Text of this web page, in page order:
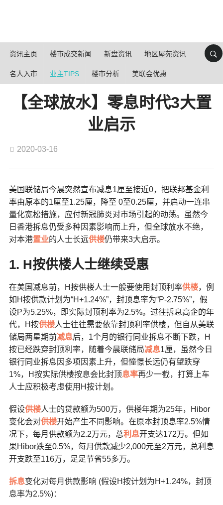
资讯主页 楼市成交新闻 新盘资讯 地区屋苑资讯
名人入市 业主TIPS 楼市分析 美联会优惠
【全球放水】零息时代3大置
业启示
2020-03-16
美国联储局今晨突然宣布减息1厘至接近0，把联邦基金利
率由原本的1厘至1.25厘，降至 0至0.25厘，并启动一连串
量化宽松措施，应付新冠肺炎对市场引起的动荡。虽然今
日香港拆息仍受多种因素影响而上升，但全球放水不绝，
对本港置业的人士长远供楼仍带来3大启示。
1. H按供楼人士继续受惠
在美国减息前，H按供楼人士一般要使用封顶利率供楼，例
如H按供款计划为“H+1.24%”，封顶息率为“P-2.75%”，假
设P为5.25%，即实际封顶利率为2.5%。过往拆息高企的年
代，H按供楼人士往往需要依靠封顶利率供楼，但自从美联
储局两星期前减息后，1个月的银行同业拆息不断下跌，H
按已经跌穿封顶利率，随着今晨联储局减息1厘，虽然今日
银行同业拆息因多项因素上升，但憧憬长远仍有望跌穿
1%，H按实际供楼按息会比封顶息率再少一截，打算上车
人士应积极考虑使用H按计划。
假设供楼人士的贷款额为500万，供楼年期为25年，Hibor
变化会对供楼开始产生不同影响。在原本封顶息率2.5%情
况下，每月供款额为2.2万元，总利息开支达172万。但如
果Hibor跌至0.5%，每月供款减少2,000元至2万元，总利息
开支跌至116万，足足节省55多万。
拆息变化对每月供款影响 (假设H按计划为H+1.24%，封顶
息率为2.5%)：